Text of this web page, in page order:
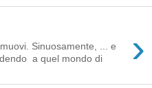
›
Sinuosamente, ... e
a quel mondo di